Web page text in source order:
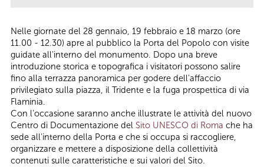
Nelle giornate del 28 gennaio, 19 febbraio e 18 marzo (ore
11.00 - 12.30) apre al pubblico la Porta del Popolo con visite
guidate all'interno del monumento. Dopo una breve
introduzione storica e topografica i visitatori possono salire
fino alla terrazza panoramica per godere dell'affaccio
privilegiato sulla piazza, il Tridente e la fuga prospettica di via
Flaminia.
Con l'occasione saranno anche illustrate le attività del nuovo
Centro di Documentazione del Sito UNESCO di Roma che ha
sede all'interno della Porta e che si occupa si raccogliere,
organizzare e mettere a disposizione della collettività
contenuti sulle caratteristiche e sui valori del Sito.